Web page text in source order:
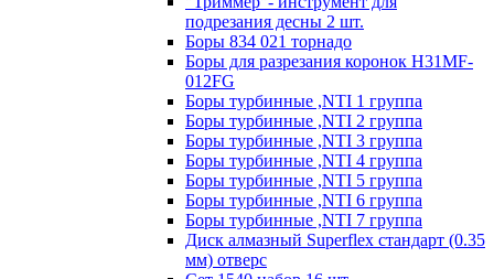
подрезания десны 2 шт.
Боры 834 021 торнадо
Боры для разрезания коронок H31MF-
012FG
Боры турбинные ,NTI 1 группа
Боры турбинные ,NTI 2 группа
Боры турбинные ,NTI 3 группа
Боры турбинные ,NTI 4 группа
Боры турбинные ,NTI 5 группа
Боры турбинные ,NTI 6 группа
Боры турбинные ,NTI 7 группа
Диск алмазный Superflex стандарт (0.35
мм) отверс